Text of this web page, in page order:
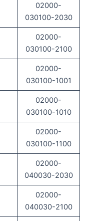
02000-
030100-2030
02000-
030100-2100
02000-
030100-1001
02000-
030100-1010
02000-
030100-1100
02000-
040030-2030
02000-
040030-2100